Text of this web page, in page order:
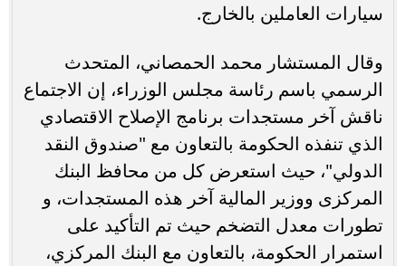
سيارات العاملين بالخارج.
وقال المستشار محمد الحمصاني، المتحدث
الرسمي باسم رئاسة مجلس الوزراء، إن الاجتماع
ناقش آخر مستجدات برنامج الإصلاح الاقتصادي
الذي تنفذه الحكومة بالتعاون مع "صندوق النقد
الدولي"، حيث استعرض كل من محافظ البنك
المركزى ووزير المالية آخر هذه المستجدات، و
تطورات معدل التضخم حيث تم التأكيد على
استمرار الحكومة، بالتعاون مع البنك المركزي،